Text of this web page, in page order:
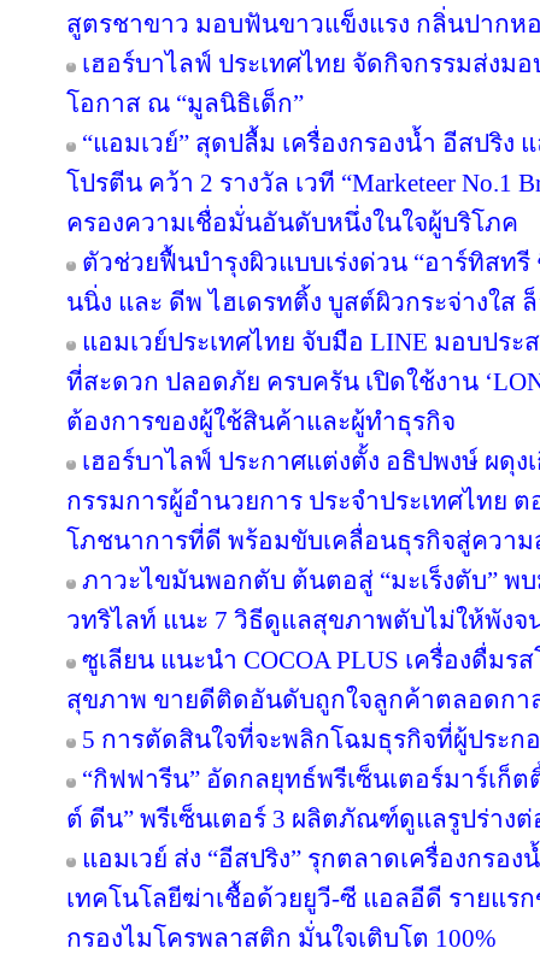
สูตรชาขาว มอบฟันขาวแข็งแรง กลิ่นปากห
เฮอร์บาไลฟ์ ประเทศไทย จัดกิจกรรมส่ง
โอกาส ณ “มูลนิธิเด็ก”
“แอมเวย์” สุดปลื้ม เครื่องกรองน้ำ อีสปริง
โปรตีน คว้า 2 รางวัล เวที “Marketeer No.1
ครองความเชื่อมั่นอันดับหนึ่งในใจผู้บริโภค
ตัวช่วยฟื้นบำรุงผิวแบบเร่งด่วน “อาร์ทิสท
นนิ่ง และ ดีพ ไฮเดรทติ้ง บูสต์ผิวกระจ่างใส
แอมเวย์ประเทศไทย จับมือ LINE มอบปร
ที่สะดวก ปลอดภัย ครบครัน เปิดใช้งาน
ต้องการของผู้ใช้สินค้าและผู้ทำธุรกิจ
เฮอร์บาไลฟ์ ประกาศแต่งตั้ง อธิปพงษ์ ผดุง
กรรมการผู้อำนวยการ ประจำประเทศไทย
โภชนาการที่ดี พร้อมขับเคลื่อนธุรกิจสู่ความ
ภาวะไขมันพอกตับ ต้นตอสู่ “มะเร็งตับ” พ
วทริไลท์ แนะ 7 วิธีดูแลสุขภาพตับไม่ให้พังจ
ซูเลียน แนะนำ COCOA PLUS เครื่องดื่ม
สุขภาพ ขายดีติดอันดับถูกใจลูกค้าตลอดกา
5 การตัดสินใจที่จะพลิกโฉมธุรกิจที่ผู้ประ
“กิฟฟารีน” อัดกลยุทธ์พรีเซ็นเตอร์มาร์เก็
ต์ ดีน” พรีเซ็นเตอร์ 3 ผลิตภัณฑ์ดูแลรูปร่าง
แอมเวย์ ส่ง “อีสปริง” รุกตลาดเครื่องกรอ
เทคโนโลยีฆ่าเชื้อด้วยยูวี-ซี แอลอีดี รายแ
กรองไมโครพลาสติก มั่นใจเติบโต 100%